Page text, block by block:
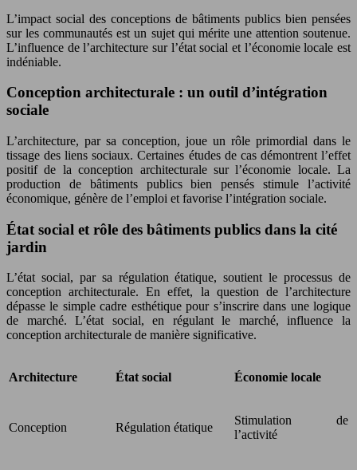
L’impact social des conceptions de bâtiments publics bien pensées
sur les communautés est un sujet qui mérite une attention soutenue.
L’influence de l’architecture sur l’état social et l’économie locale est
indéniable.
Conception architecturale : un outil d’intégration
sociale
L’architecture, par sa conception, joue un rôle primordial dans le
tissage des liens sociaux. Certaines études de cas démontrent l’effet
positif de la conception architecturale sur l’économie locale. La
production de bâtiments publics bien pensés stimule l’activité
économique, génère de l’emploi et favorise l’intégration sociale.
État social et rôle des bâtiments publics dans la cité
jardin
L’état social, par sa régulation étatique, soutient le processus de
conception architecturale. En effet, la question de l’architecture
dépasse le simple cadre esthétique pour s’inscrire dans une logique
de marché. L’état social, en régulant le marché, influence la
conception architecturale de manière significative.
Architecture État social Économie locale
Conception Régulation étatique
Stimulation de
l’activité